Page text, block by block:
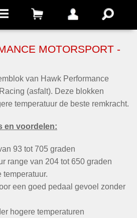
MOTORSPORT -
van Hawk Performance
(asfalt). Deze blokken
temperatuur de beste remkracht.
en voordelen:
93 tot 705 graden
range van 204 tot 650 graden
temperatuur.
een goed pedaal gevoel zonder
hogere temperaturen